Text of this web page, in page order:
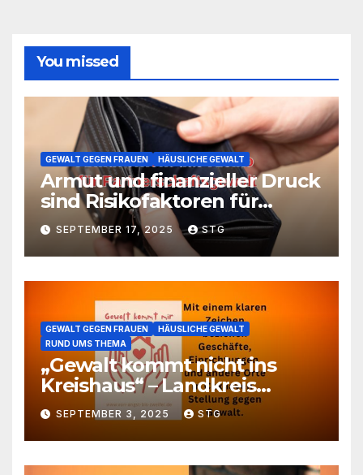
You missed
GEWALT GEGEN FRAUEN HÄUSLICHE GEWALT
Armut und finanzieller Druck
sind Risikofaktoren für
Partnerschaftsgewalt
gegenüber Frauen
SEPTEMBER 17, 2025 STG
GEWALT GEGEN FRAUEN
HÄUSLICHE GEWALT
RUND UMS THEMA
„Gewalt kommt nicht ins
Kreishaus“ – Landkreis
beteiligt sich an der Aktion
„Safe Space“ gegen
häusliche Gewalt
SEPTEMBER 3, 2025 STG